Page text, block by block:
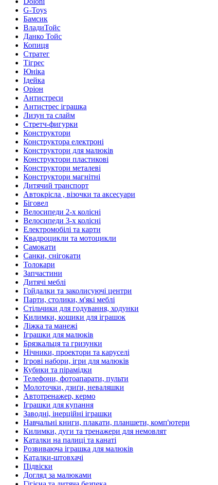
G-Toys
Бамсик
ВладиТойс
Данко Тойс
Копиця
Стратег
Тігрес
Юніка
Ідейка
Оріон
Антистреси
Антистрес іграшка
Лизун та слайм
Стретч-фигурки
Конструктори
Конструктора електроні
Конструктори для малюків
Конструктори пластикові
Конструктори металеві
Конструктори магнітні
Дитячий транспорт
Автокрісла , візочки та аксесуари
Біговел
Велосипеди 2-х колісні
Велосипеди 3-х колісні
Електромобілі та карти
Квадроцикли та мотоцикли
Самокати
Санки, снігокати
Толокари
Запчастини
Дитячі меблі
Гойдалки та заколисуючі центри
Парти, столики, м'які меблі
Стільчики для годування, ходунки
Килимки, кошики для іграшок
Ліжка та манежі
Іграшки для малюків
Брязкальця та гризунки
Нічники, проектори та каруселі
Ігрові набори, ігри для малюків
Кубики та пірамідки
Телефони, фотоапарати, пульти
Молоточки, дзиґи, неваляшки
Автотренажер, кермо
Іграшки для купання
Заводні, інерційні іграшки
Навчальні книги, плакати, планшети, комп'ютери
Килимки, дуги та тренажери для немовлят
Каталки на палиці та канаті
Розвиваюча іграшка для малюків
Каталки-штовхачі
Підвіски
Догляд за малюками